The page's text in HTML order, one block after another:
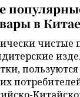
в Китае
чистые